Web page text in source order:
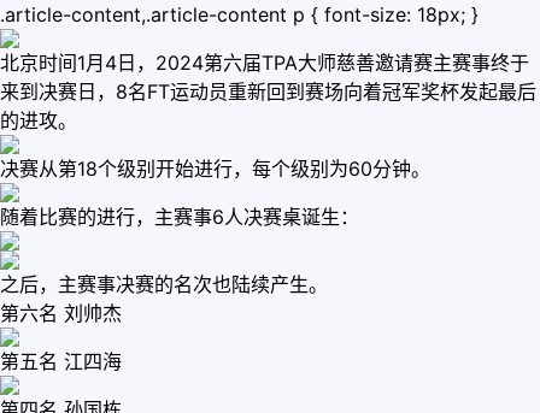
.article-content,.article-content p { font-size: 18px; }
北京时间1月4日，2024第六届TPA大师慈善邀请赛主赛事终于
来到决赛日，8名FT运动员重新回到赛场向着冠军奖杯发起最后
的进攻。
决赛从第18个级别开始进行，每个级别为60分钟。
随着比赛的进行，主赛事6人决赛桌诞生：
之后，主赛事决赛的名次也陆续产生。
第六名 刘帅杰
第五名 江四海